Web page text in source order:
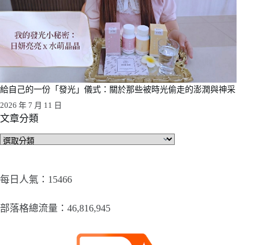
給自己的一份「發光」儀式：關於那些被時光偷走的澎潤與神采
2026 年 7 月 11 日
文章分類
文
類
每日人氣：15466
部落格總流量：​46,816,945